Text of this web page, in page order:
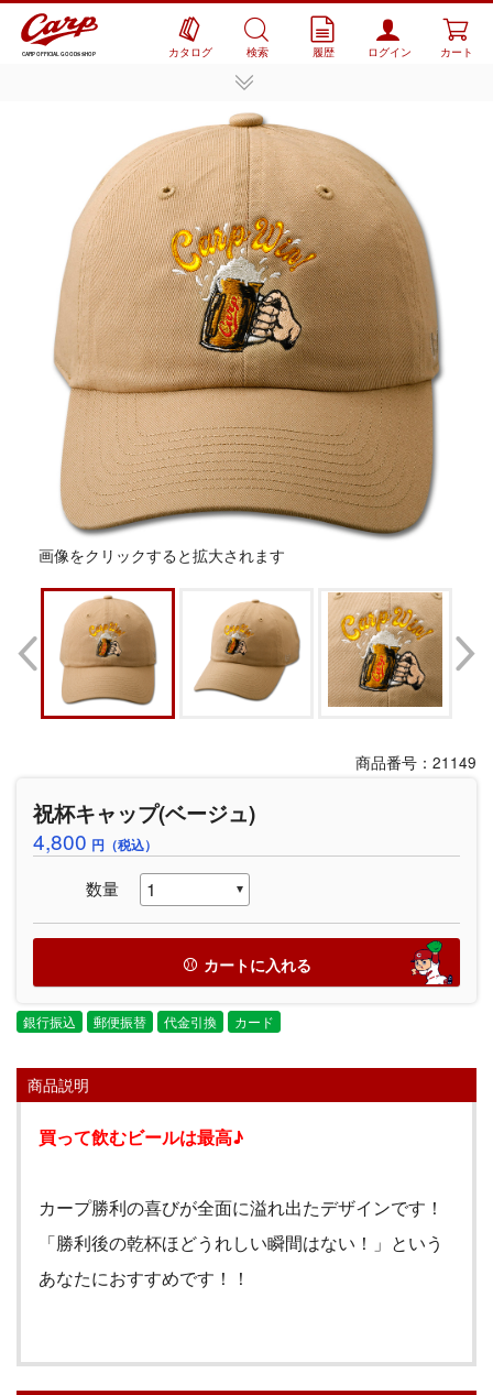
CARP OFFICIAL GOODS SHOP カタログ 検索 履歴 ログイン カート
画像をクリックすると拡大されます
商品番号：21149
祝杯キャップ(ベージュ)
4,800 円（税込）
数量
カートに入れる
銀行振込 郵便振替 代金引換 カード
商品説明
買って飲むビールは最高♪
カープ勝利の喜びが全面に溢れ出たデザインです！
「勝利後の乾杯ほどうれしい瞬間はない！」という
あなたにおすすめです！！